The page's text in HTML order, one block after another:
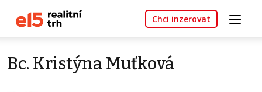
Chci inzerovat
Bc. Kristýna Muťková